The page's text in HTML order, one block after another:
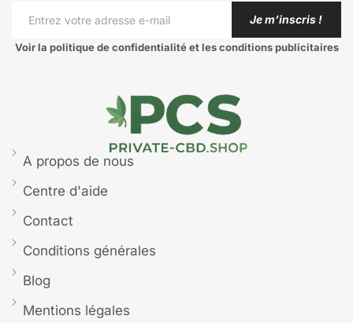
Variété :
Je m’inscris !
Voir la politique de confidentialité et les conditions publicitaires
A propos de nous
Centre d'aide
Contact
Conditions générales
Blog
Mentions légales